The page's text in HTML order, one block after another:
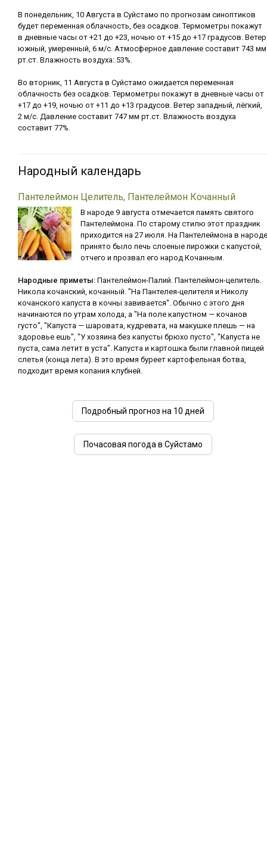
В понедельник, 10 Августа в Суйстамо по прогнозам синоптиков
будет переменная облачность, без осадков. Термометры покажут
в дневные часы от +21 до +23, ночью от +15 до +17 градусов. Ветер
южный, умеренный, 6 м/с. Атмосферное давление составит 743 мм
рт.ст. Влажность воздуха: 53%.
Во вторник, 11 Августа в Суйстамо ожидается переменная
облачность без осадков. Термометры покажут в дневные часы от
+17 до +19, ночью от +11 до +13 градусов. Ветер западный, лёгкий,
2 м/с. Давление составит 747 мм рт.ст. Влажность воздуха
составит 77%.
Народный календарь
Пантелеймон Целитель, Пантелеймон Кочанный
В народе 9 августа отмечается память святого
Пантелеймона. По старому стилю этот праздник
приходится на 27 июля. На Пантелеймона в народе
принято было печь слоеные пирожки с капустой,
отчего и прозвал его народ Кочанным.
Народные приметы: Пантелеймон-Палий. Пантелеймон-целитель.
Никола кочанский, кочанный. "На Пантелея-целителя и Николу
кочанского капуста в кочны завивается". Обычно с этого дня
начинаются по утрам холода, а "На поле капустном — кочанов
густо", "Капуста — шаровата, кудревата, на макушке плешь — на
здоровье ешь", "У хозяина без капусты брюхо пусто", "Капуста не
пуста, сама летит в уста". Капуста и картошка были главной пищей
слетья (конца лета). В это время буреет картофельная ботва,
подходит время копания клубней.
Подробный прогноз на 10 дней
Почасовая погода в Суйстамо